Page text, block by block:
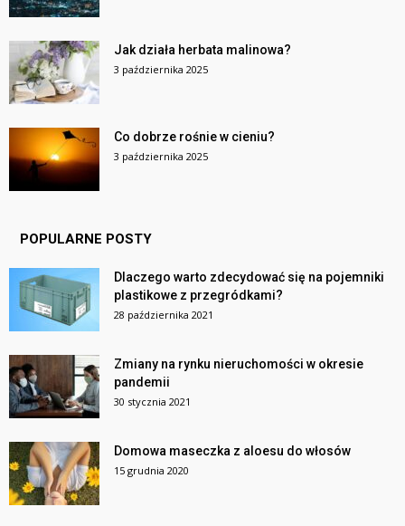
Jak działa herbata malinowa?
3 października 2025
Co dobrze rośnie w cieniu?
3 października 2025
POPULARNE POSTY
Dlaczego warto zdecydować się na pojemniki
plastikowe z przegródkami?
28 października 2021
Zmiany na rynku nieruchomości w okresie
pandemii
30 stycznia 2021
Domowa maseczka z aloesu do włosów
15 grudnia 2020